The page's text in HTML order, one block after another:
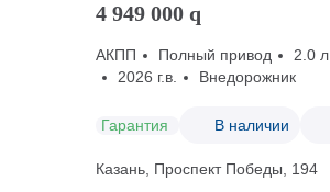
4 949 000 q
АКПП Полный привод 2.0 л.
2026 г.в.
Внедорожник
Гарантия В наличии
Казань, Проспект Победы, 194